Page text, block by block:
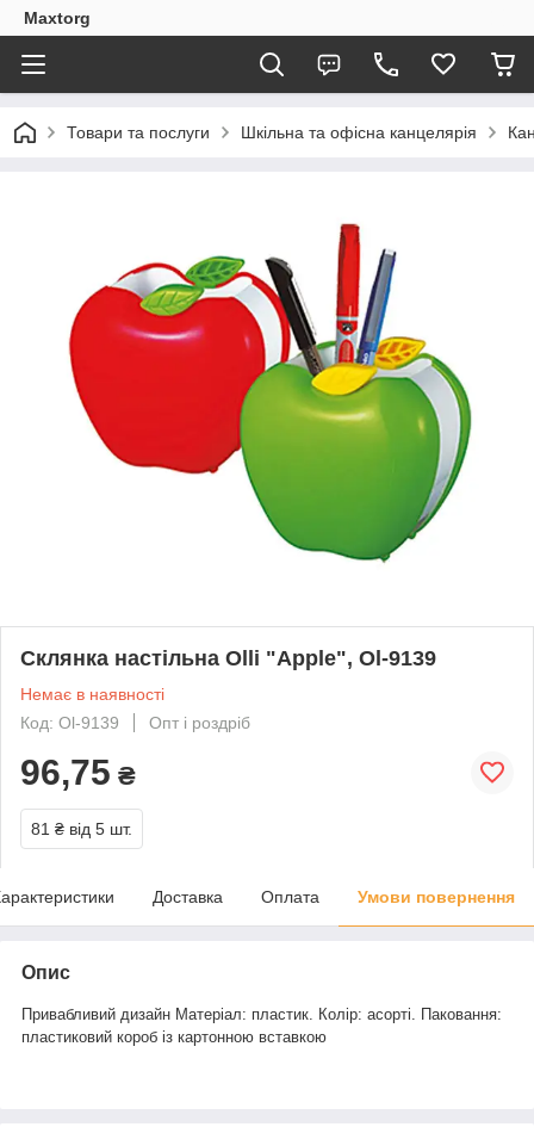
Maxtorg
Товари та послуги Шкільна та офісна канцелярія
Склянка настільна Olli "Apple", Ol-9139
Немає в наявності
Код: Ol-9139
Опт і роздріб
96,75 ₴
81 ₴ від 5 шт.
Доставка Оплата Умови повернення
Опис
Привабливий дизайн Матеріал: пластик. Колір: асорті. Паковання:
пластиковий короб із картонною вставкою